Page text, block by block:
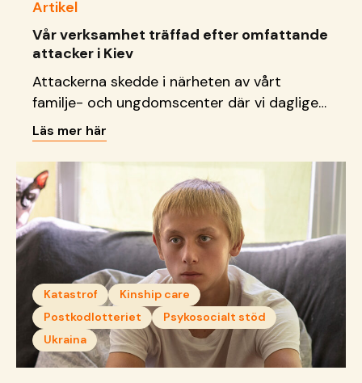
Artikel
Vår verksamhet träffad efter omfattande
attacker i Kiev
Attackerna skedde i närheten av vårt
familje- och ungdomscenter där vi dagligen
tar emot barn, unga och familjer.
Läs mer här
Katastrof
Kinship care
Postkodlotteriet
Psykosocialt stöd
Ukraina